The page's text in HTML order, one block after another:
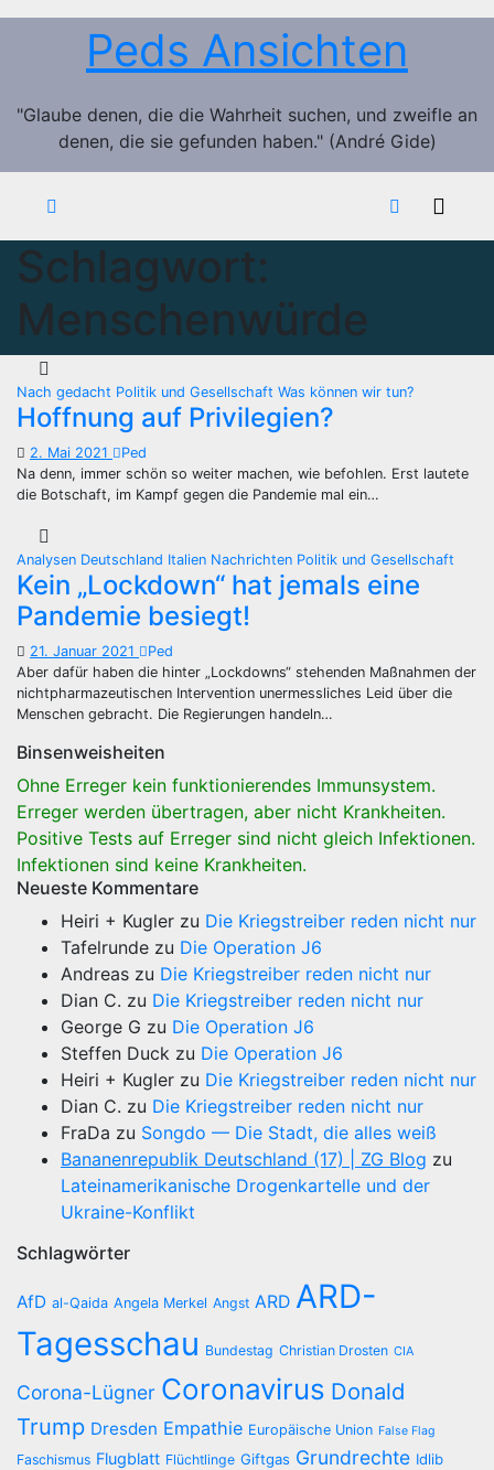
Zum
Peds Ansichten
"Glaube denen, die die Wahrheit suchen, und zweifle an
denen, die sie gefunden haben." (André Gide)
Schlagwort:
Menschenwürde
Nach gedacht Politik und Gesellschaft Was können wir tun?
Hoffnung auf Privilegien?
2. Mai 2021
Ped
Na denn, immer schön so weiter machen, wie befohlen. Erst lautete
die Botschaft, im Kampf gegen die Pandemie mal ein…
Analysen Deutschland Italien Nachrichten Politik und Gesellschaft
Kein „Lockdown“ hat jemals eine
Pandemie besiegt!
21. Januar 2021
Ped
Aber dafür haben die hinter „Lockdowns“ stehenden Maßnahmen der
nichtpharmazeutischen Intervention unermessliches Leid über die
Menschen gebracht. Die Regierungen handeln…
Binsenweisheiten
Ohne Erreger kein funktionierendes Immunsystem.
Erreger werden übertragen, aber nicht Krankheiten.
Positive Tests auf Erreger sind nicht gleich Infektionen.
Infektionen sind keine Krankheiten.
Neueste Kommentare
Heiri + Kugler zu Die Kriegstreiber reden nicht nur
Tafelrunde zu Die Operation J6
Andreas zu Die Kriegstreiber reden nicht nur
Dian C. zu Die Kriegstreiber reden nicht nur
George G zu Die Operation J6
Steffen Duck zu Die Operation J6
Heiri + Kugler zu Die Kriegstreiber reden nicht nur
Dian C. zu Die Kriegstreiber reden nicht nur
FraDa zu Songdo — Die Stadt, die alles weiß
Bananenrepublik Deutschland (17) | ZG Blog zu
Lateinamerikanische Drogenkartelle und der
Ukraine-Konflikt
Schlagwörter
AfD al-Qaida Angela Merkel Angst ARD ARD-
Tagesschau Bundestag Christian Drosten CIA
Corona-Lügner Coronavirus Donald
Trump Dresden Empathie Europäische Union False Flag
Faschismus Flugblatt Flüchtlinge Giftgas Grundrechte Idlib